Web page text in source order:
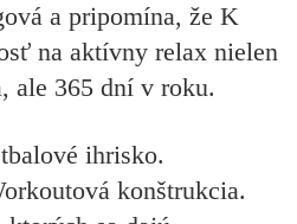
a pripomína, že K
na aktívny relax nielen
ale 365 dní v roku.
ihrisko.
konštrukcia.